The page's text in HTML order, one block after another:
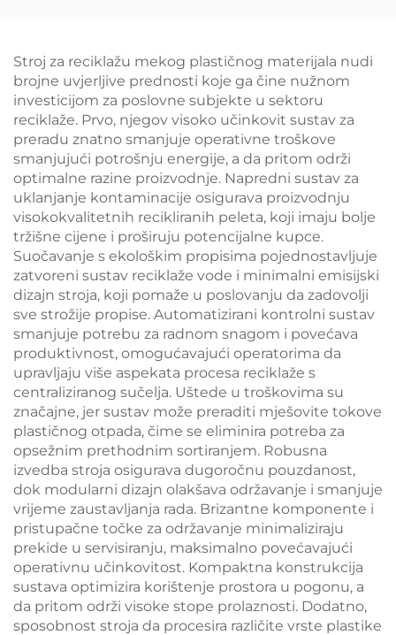
Stroj za reciklažu mekog plastičnog materijala nudi
brojne uvjerljive prednosti koje ga čine nužnom
investicijom za poslovne subjekte u sektoru
reciklaže. Prvo, njegov visoko učinkovit sustav za
preradu znatno smanjuje operativne troškove
smanjujući potrošnju energije, a da pritom održi
optimalne razine proizvodnje. Napredni sustav za
uklanjanje kontaminacije osigurava proizvodnju
visokokvalitetnih recikliranih peleta, koji imaju bolje
tržišne cijene i proširuju potencijalne kupce.
Suočavanje s ekološkim propisima pojednostavljuje
zatvoreni sustav reciklaže vode i minimalni emisijski
dizajn stroja, koji pomaže u poslovanju da zadovolji
sve strožije propise. Automatizirani kontrolni sustav
smanjuje potrebu za radnom snagom i povećava
produktivnost, omogućavajući operatorima da
upravljaju više aspekata procesa reciklaže s
centraliziranog sučelja. Uštede u troškovima su
značajne, jer sustav može preraditi mješovite tokove
plastičnog otpada, čime se eliminira potreba za
opsežnim prethodnim sortiranjem. Robusna
izvedba stroja osigurava dugoročnu pouzdanost,
dok modularni dizajn olakšava održavanje i smanjuje
vrijeme zaustavljanja rada. Brizantne komponente i
pristupačne točke za održavanje minimaliziraju
prekide u servisiranju, maksimalno povećavajući
operativnu učinkovitost. Kompaktna konstrukcija
sustava optimizira korištenje prostora u pogonu, a
da pritom održi visoke stope prolaznosti. Dodatno,
sposobnost stroja da procesira različite vrste plastike